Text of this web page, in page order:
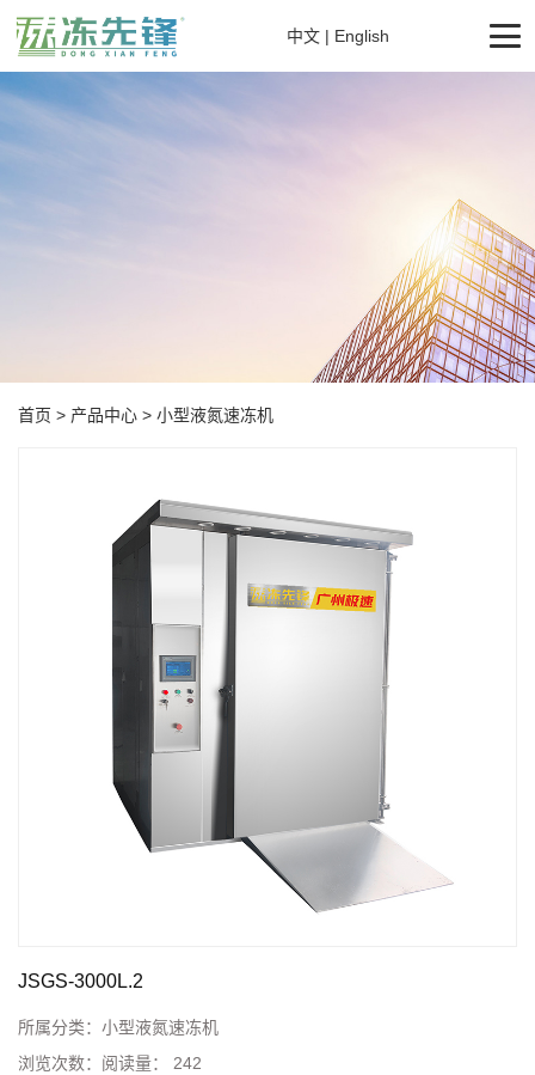
中文 | English
首页 > 产品中心 > 小型液氮速冻机
JSGS-3000L.2
所属分类： 小型液氮速冻机
浏览次数： 阅读量： 242